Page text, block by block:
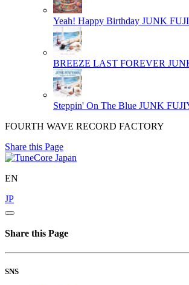
Yeah! Happy Birthday JUNK
BREEZE LAST FOREVER
Steppin' On The Blue JUNK
FOURTH WAVE RECORD FACTORY
Share this Page
EN
JP
Share this Page
SNS